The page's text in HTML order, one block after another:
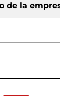
de la